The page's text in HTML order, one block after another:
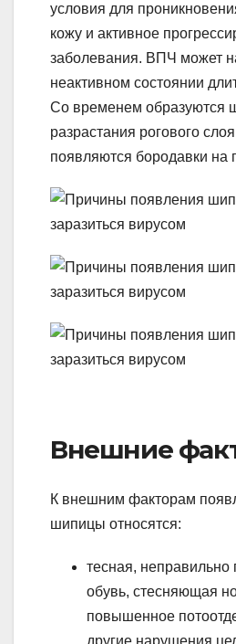
условия для
кожу и активное
заболевания. ВПЧ может
неактивном состоянии
Со временем образуются
разрастания рогового
появляются бородавки на
Внешние
К внешним факторам
шипицы относятся:
тесная, неправильно
обувь, стесняющая
повышенное
другие нарушения